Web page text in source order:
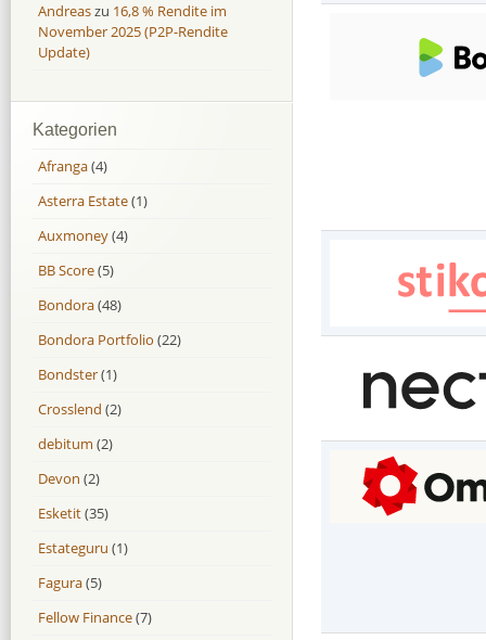
Andreaszu 16,8 % Rendite im
November 2025 (P2P-Rendite
Update)
Kategorien
Afranga(4)
Asterra Estate(1)
Auxmoney(4)
BB Score(5)
Bondora(48)
Bondora Portfolio (22)
Bondster(1)
Crosslend (2)
debitum (2)
Devon (2)
Esketit(35)
Estateguru (1)
Fagura(5)
Fellow Finance(7)